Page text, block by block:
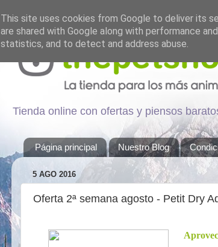
Tienda online con ofertas y piensos
Página principal Nuestro Blog
5 AGO 2016
Oferta 2ª semana agosto - Petit Dry
This site uses cookies from Google to deliver its
are shared with Google along with performance
statistics, and to detect and address abuse.